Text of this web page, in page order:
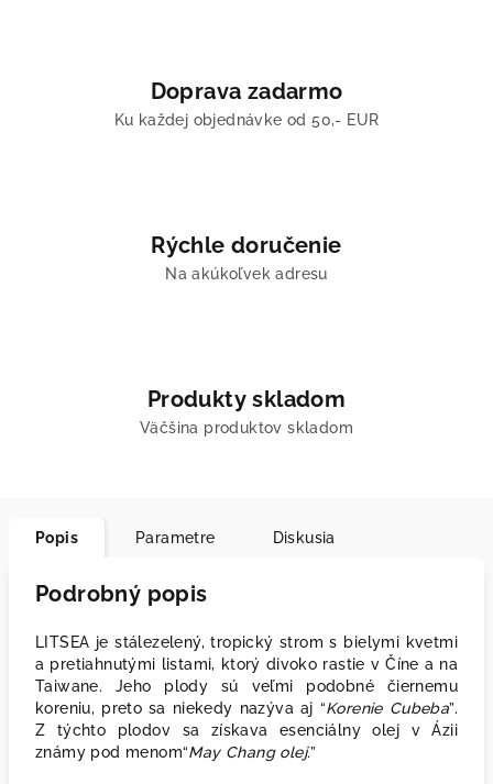
Doprava zadarmo
Ku každej objednávke od 50,- EUR
Rýchle doručenie
Na akúkoľvek adresu
Produkty skladom
Väčšina produktov skladom
Popis Parametre Diskusia
Podrobný popis
LITSEA je stálezelený, tropický strom s bielymi kvetmi
a pretiahnutými listami, ktorý divoko rastie v Číne a na
Taiwane. Jeho plody sú veľmi podobné čiernemu
koreniu, preto sa niekedy nazýva aj “Korenie Cubeba”.
Z týchto plodov sa získava esenciálny olej v Ázii
známy pod menom“May Chang olej.”